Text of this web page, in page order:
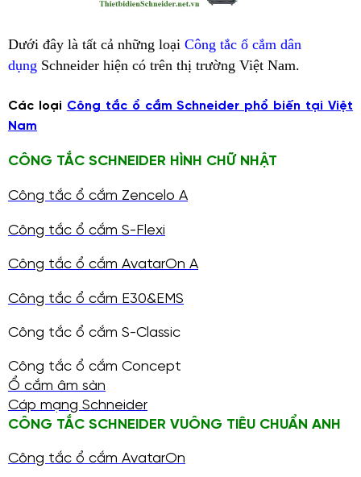
Dưới đây là tất cả những loại Công tắc ổ cắm dân
dụng Schneider hiện có trên thị trường Việt Nam.
Các loại Công tắc ổ cắm Schneider phổ biến tại Việt
Nam
CÔNG TẮC SCHNEIDER HÌNH CHỮ NHẬT
Công tắc ổ cắm Zencelo A
Công tắc ổ cắm S-Flexi
Công tắc ổ cắm AvatarOn A
Công tắc ổ cắm E30&EMS
Công tắc ổ cắm S-Classic
Công tắc ổ cắm Concept
Ổ cắm âm sàn
Cáp mạng Schneider
CÔNG TẮC SCHNEIDER VUÔNG TIÊU CHUẨN ANH
Công tắc ổ cắm AvatarOn